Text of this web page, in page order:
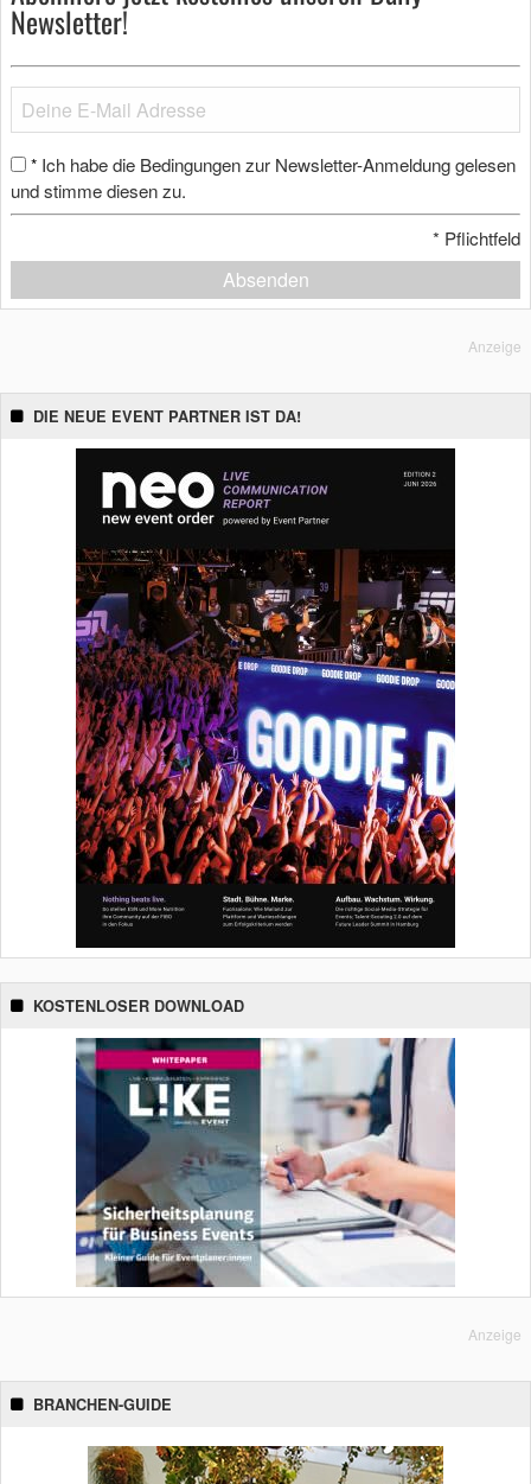
Newsletter!
* Ich habe die Bedingungen zur Newsletter-Anmeldung gelesen
und stimme diesen zu.
* Pflichtfeld
Absenden
Anzeige
DIE NEUE EVENT PARTNER IST DA!
KOSTENLOSER DOWNLOAD
Anzeige
BRANCHEN-GUIDE